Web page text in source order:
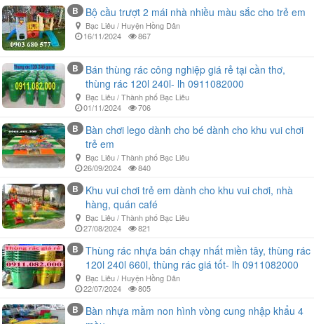
B Bộ cầu trượt 2 mái nhà nhiều màu sắc cho trẻ em
Bạc Liêu / Huyện Hồng Dân
16/11/2024
867
B
Bán thùng rác công nghiệp giá rẻ tại cần thơ,
thùng rác 120l 240l- lh 0911082000
Bạc Liêu / Thành phố Bạc Liêu
01/11/2024
706
B
Bàn chơi lego dành cho bé dành cho khu vui chơi
trẻ em
Bạc Liêu / Thành phố Bạc Liêu
26/09/2024
840
B
Khu vui chơi trẻ em dành cho khu vui chơi, nhà
hàng, quán café
Bạc Liêu / Thành phố Bạc Liêu
27/08/2024
821
B
Thùng rác nhựa bán chạy nhất miền tây, thùng rác
120l 240l 660l, thùng rác giá tốt- lh 0911082000
Bạc Liêu / Huyện Hồng Dân
22/07/2024
805
B
Bàn nhựa mầm non hình vòng cung nhập khẩu 4